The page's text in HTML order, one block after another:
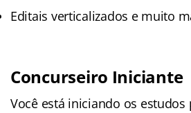
Editais verticalizados e muito
Concurseiro Iniciante
Você está iniciando os estudos